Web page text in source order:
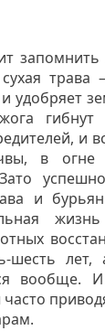
трава
удобряет
гибнут
и
в огне
и
жизнь
шесть лет,
вообще.